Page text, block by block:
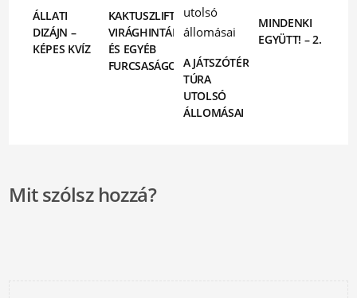
ÁLLATI
DIZÁJN –
KÉPES KVÍZ
KAKTUSZLIFT,
VIRÁGHINTÁK
ÉS EGYÉB
FURCSASÁGOKA JÁTSZÓTÉR
TÚRA
UTOLSÓ
ÁLLOMÁSAI
MINDENKI
EGYÜTT! – 2.
Mit szólsz hozzá?